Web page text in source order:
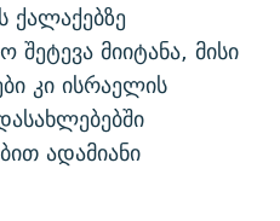
ქალაქებზე
მიიტანა, მისი
კი ისრაელის
ადამიანი